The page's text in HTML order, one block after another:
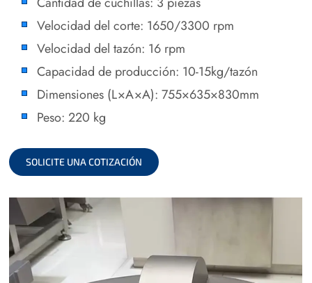
Velocidad del corte: 1650/3300 rpm
Velocidad del tazón: 16 rpm
Capacidad de producción: 10-15kg/tazón
Dimensiones (L×A×A): 755×635×830mm
Peso: 220 kg
SOLICITE UNA COTIZACIÓN